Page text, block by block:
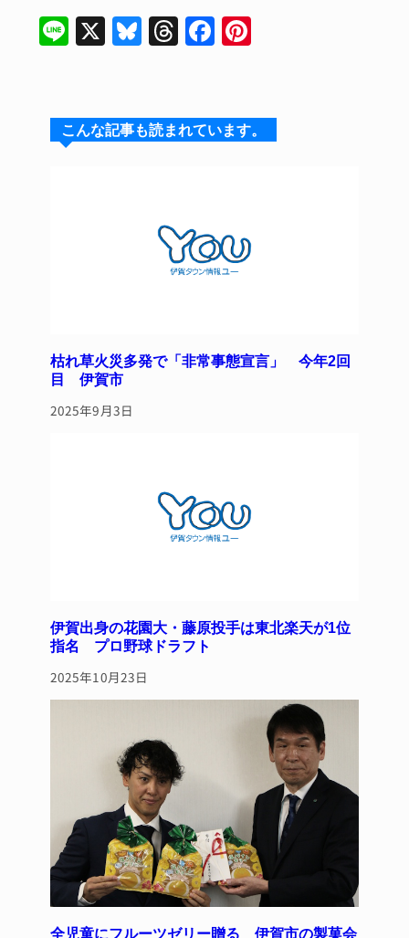
Li
n
X Bl
u
s
k
T
hr
a
d
F
a
e
b
k
re
st
こんな記事も読まれています。
枯れ草火災多発で「非常事態宣言」 今年2回
目 伊賀市
2025年9月3日
伊賀出身の花園大・藤原投手は東北楽天が1位
指名 プロ野球ドラフト
2025年10月23日
全児童にフルーツゼリー贈る 伊賀市の製菓会